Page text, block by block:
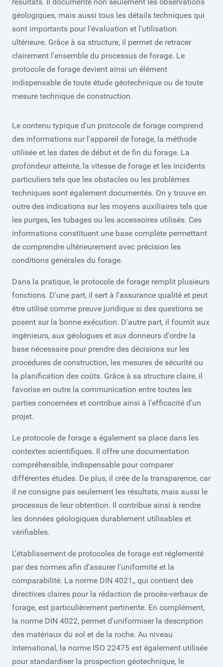
résultats. Il documente non seulement les observations
géologiques, mais aussi tous les détails techniques qui
sont importants pour l'évaluation et l'utilisation
ultérieure. Grâce à sa structure, il permet de retracer
clairement l'ensemble du processus de forage. Le
protocole de forage devient ainsi un élément
indispensable de toute étude géotechnique ou de toute
mesure technique de construction.
Le contenu typique d'un protocole de forage comprend
des informations sur l'appareil de forage, la méthode
utilisée et les dates de début et de fin du forage. La
profondeur atteinte, la vitesse de forage et les incidents
particuliers tels que les obstacles ou les problèmes
techniques sont également documentés. On y trouve en
outre des indications sur les moyens auxiliaires tels que
les purges, les tubages ou les accessoires utilisés. Ces
informations constituent une base complète permettant
de comprendre ultérieurement avec précision les
conditions générales du forage.
Dans la pratique, le protocole de forage remplit plusieurs
fonctions. D'une part, il sert à l'assurance qualité et peut
être utilisé comme preuve juridique si des questions se
posent sur la bonne exécution. D'autre part, il fournit aux
ingénieurs, aux géologues et aux donneurs d'ordre la
base nécessaire pour prendre des décisions sur les
procédures de construction, les mesures de sécurité ou
la planification des coûts. Grâce à sa structure claire, il
favorise en outre la communication entre toutes les
parties concernées et contribue ainsi à l'efficacité d'un
projet.
Le protocole de forage a également sa place dans les
contextes scientifiques. Il offre une documentation
compréhensible, indispensable pour comparer
différentes études. De plus, il crée de la transparence, car
il ne consigne pas seulement les résultats, mais aussi le
processus de leur obtention. Il contribue ainsi à rendre
les données géologiques durablement utilisables et
vérifiables.
L'établissement de protocoles de forage est réglementé
par des normes afin d'assurer l'uniformité et la
comparabilité. La norme DIN 4021,, qui contient des
directives claires pour la rédaction de procès-verbaux de
forage, est particulièrement pertinente. En complément,
la norme DIN 4022, permet d'uniformiser la description
des matériaux du sol et de la roche. Au niveau
international, la norme ISO 22475 est également utilisée
pour standardiser la prospection géotechnique, le